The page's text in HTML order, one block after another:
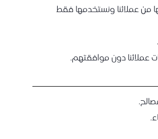
من عملائنا ونستخدمها فقط
عملائنا دون موافقتهم.